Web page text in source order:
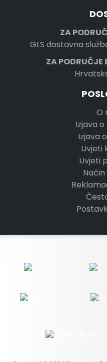
ZA
GLS dostavna
ZA PODRUČJE
O
Izjava
Izjava
Uvjeti
Uvjeti